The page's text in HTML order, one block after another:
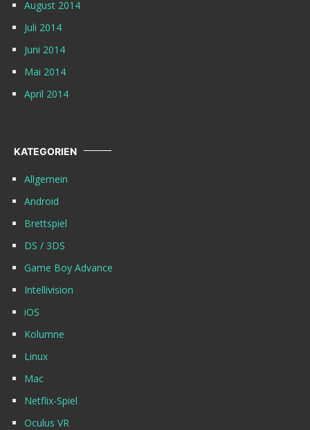
August 2014
Juli 2014
Juni 2014
Mai 2014
April 2014
KATEGORIEN
Allgemein
Android
Brettspiel
DS / 3DS
Game Boy Advance
Intellivision
iOS
Kolumne
Linux
Mac
Netflix-Spiel
Oculus VR